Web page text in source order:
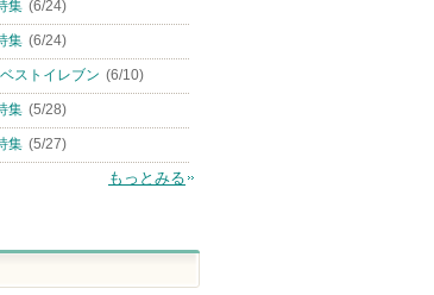
集 (6/24)
集 (6/24)
ストイレブン (6/10)
集 (5/28)
集 (5/27)
もっとみる